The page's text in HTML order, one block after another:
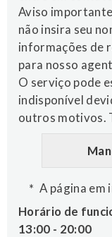
Aviso
não insira seu
informações de
para nosso
O serviço pode
indisponível
outros motivos.
A página em
Horário de
13:00 - 20:00